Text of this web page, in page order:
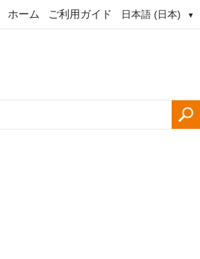
日本語 (日本) ▼
ホーム ご利用ガイド